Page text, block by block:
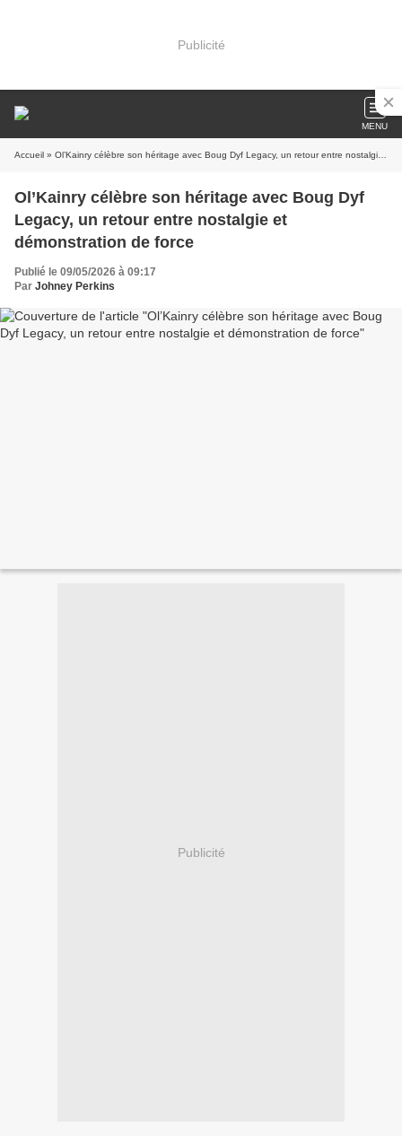
Publicité
MENU
Accueil » Ol’Kainry célèbre son héritage avec Boug Dyf Legacy, un retour entre nostalgie et démonstration de force
Ol’Kainry célèbre son héritage avec Boug Dyf
Legacy, un retour entre nostalgie et
démonstration de force
Publié le 09/05/2026 à 09:17
Par Johney Perkins
Publicité